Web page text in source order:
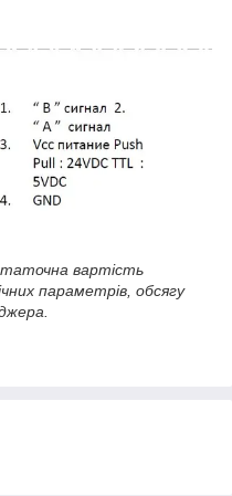
вартість
параметрів, обсягу